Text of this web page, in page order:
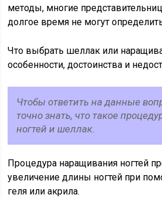
методы, многие
долгое время не могут
Что выбрать шеллак или
особенности, достоинства и
Чтобы ответить на данные
точно знать, что такое
ногтей и шеллак.
Процедура наращивания ногтей
увеличение длины ногтей при
геля или акрила.